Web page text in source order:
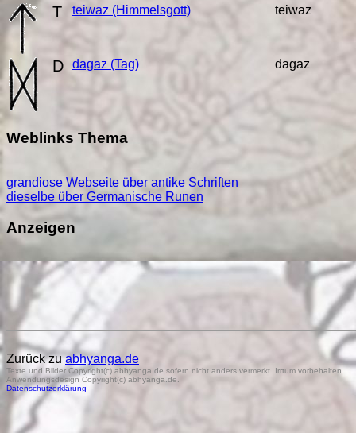
T teiwaz (Himmelsgott) teiwaz
D dagaz (Tag) dagaz
Weblinks Thema
grandiose Webseite über antike Schriften
dieselbe über Germanische Runen
Anzeigen
Zurück zuabhyanga.de
Texte und Bilder Copyright(c) abhyanga.de sofern nicht anders vermerkt. Irrtum vorbehalten.
Anwendungsdesign Copyright(c) abhyanga.de.
Datenschutzerklärung